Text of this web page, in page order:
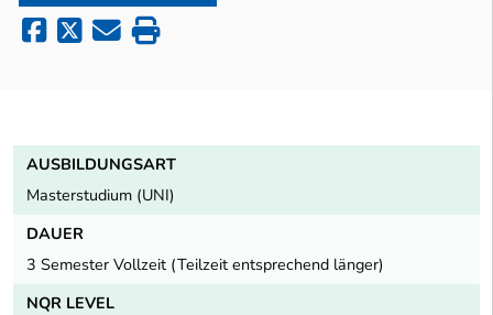
AUSBILDUNGSART
Masterstudium (UNI)
DAUER
3 Semester Vollzeit (Teilzeit entsprechend länger)
NQR LEVEL